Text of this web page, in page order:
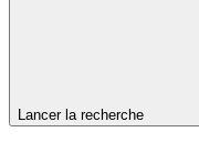
Lancer la recherche